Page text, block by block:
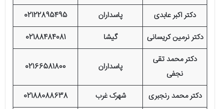
دکتر اکبر عابدی پاسداران
02122895495
دکتر نرمین کریسانی
گیشا
02188484081
دکتر محمد تقی
نجفی
پاسداران 02166581800
دکتر محمد رنجبری شهرک غرب
02188088638